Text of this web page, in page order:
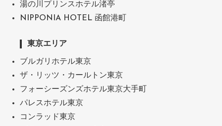
湯の川プリンスホテル渚亭
NIPPONIA HOTEL 函館港町
東京エリア
ブルガリホテル東京
ザ・リッツ・カールトン東京
フォーシーズンズホテル東京大手町
パレスホテル東京
コンラッド東京